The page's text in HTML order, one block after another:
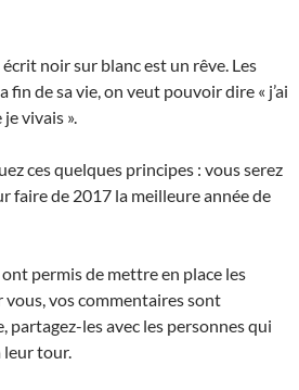
noir sur blanc est un rêve. Les
fin de sa vie, on veut pouvoir dire « j’ai
je vivais ».
ces quelques principes : vous serez
faire de 2017 la meilleure année de
permis de mettre en place les
vos commentaires sont
partagez-les avec les personnes qui
tour.